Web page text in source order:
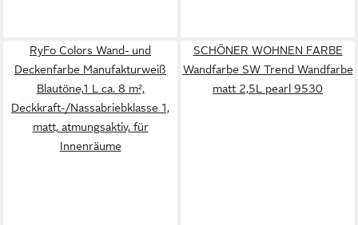
RyFo Colors Wand- und
Deckenfarbe Manufakturweiß
Blautöne,1 L ca. 8 m²,
Deckkraft-/Nassabriebklasse 1,
matt, atmungsaktiv, für
Innenräume
SCHÖNER WOHNEN FARBE
Wandfarbe SW Trend Wandfarbe
matt 2,5L pearl 9530